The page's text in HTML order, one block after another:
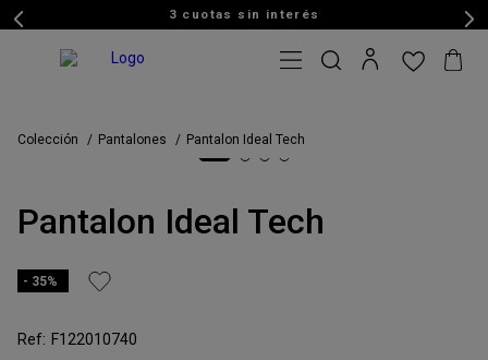
3 cuotas sin interés
Colección Pantalones Pantalon Ideal Tech
Pantalon Ideal Tech
35%
F122010740